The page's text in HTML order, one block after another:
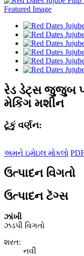
રેડ ડેટ્સ જુજુબ
મેકિંગ મશીન
ટૂંકું વર્ણન:
અમને ઇમેઇલ મોકલો
ઉત્પાદન વિગતો
ઉત્પાદન ટૅગ્સ
ઝાંખી
ઝડપી વિગતો
શરત:
નવી